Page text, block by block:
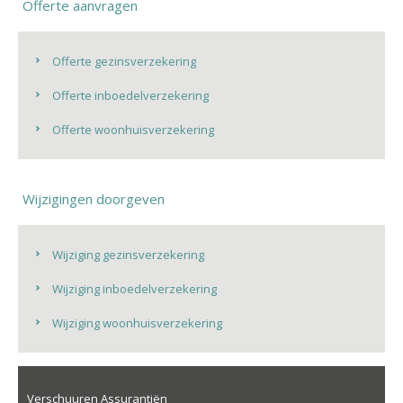
Offerte aanvragen
Offerte gezinsverzekering
Offerte inboedelverzekering
Offerte woonhuisverzekering
Wijzigingen doorgeven
Wijziging gezinsverzekering
Wijziging inboedelverzekering
Wijziging woonhuisverzekering
Verschuuren Assurantiën